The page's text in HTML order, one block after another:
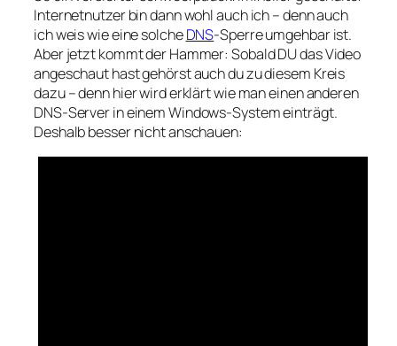
Internetnutzer bin dann wohl auch ich – denn auch
ich weis wie eine solcheDNS-Sperre umgehbar ist.
Aber jetzt kommt der Hammer: Sobald DU das Video
angeschaut hast gehörst auch du zu diesem Kreis
dazu – denn hier wird erklärt wie man einen anderen
DNS-Server in einem Windows-System einträgt.
Deshalb besser nicht anschauen: